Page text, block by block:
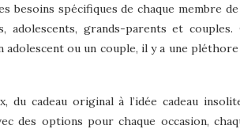
besoins spécifiques de chaque membre
grands-parents et couples.
ou un couple, il y a une pléthore
du cadeau original à l’idée cadeau
des options pour chaque occasion,